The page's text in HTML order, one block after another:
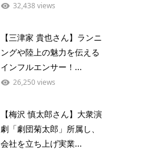
32,438 views
【三津家 貴也さん】ランニ
ングや陸上の魅力を伝える
インフルエンサー！...
26,250 views
【梅沢 慎太郎さん】大衆演
劇「劇団菊太郎」所属し、
会社を立ち上げ実業...